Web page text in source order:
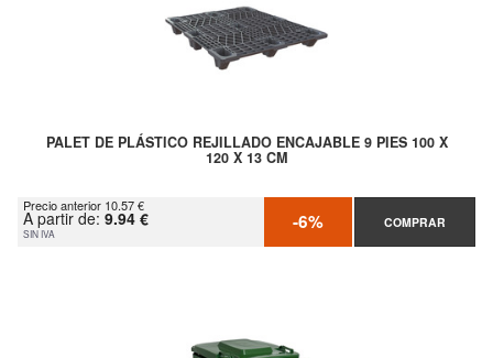
PALET DE PLÁSTICO REJILLADO ENCAJABLE 9 PIES 100 X
120 X 13 CM
Precio anterior 10.57 €
A partir de: 9.94 €
SIN IVA -6% COMPRAR